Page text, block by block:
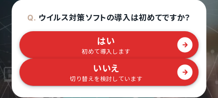
Q. ウイルス対策ソフトの導入は初めてですか？
はい
初めて導入します
いいえ
切り替えを検討しています